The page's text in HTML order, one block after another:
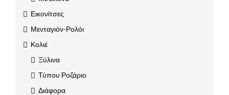
Εικονίτσες
Μενταγιόν-Ρολόι
Κολιέ
Ξύλινα
Τύπου Ροζάριο
Διάφορα